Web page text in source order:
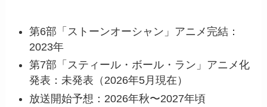
第6部「ストーンオーシャン」アニメ完結：
2023年
第7部「スティール・ボール・ラン」アニメ化
発表：未発表（2026年5月現在）
放送開始予想：2026年秋〜2027年頃